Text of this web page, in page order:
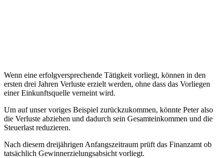
Wenn eine erfolgversprechende Tätigkeit vorliegt, können in den
ersten drei Jahren Verluste erzielt werden, ohne dass das Vorliegen
einer Einkunftsquelle verneint wird.
Um auf unser voriges Beispiel zurückzukommen, könnte Peter also
die Verluste abziehen und dadurch sein Gesamteinkommen und die
Steuerlast reduzieren.
Nach diesem dreijährigen Anfangszeitraum prüft das Finanzamt ob
tatsächlich Gewinnerzielungsabsicht vorliegt.